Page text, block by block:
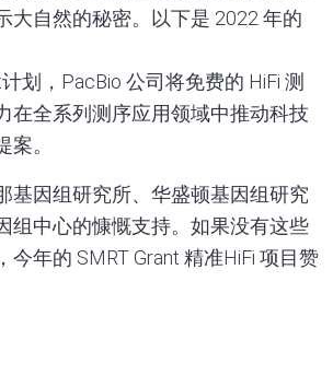
大自然的秘密。以下是 2022 年的
划，PacBio 公司将免费的 HiFi 测
在全系列测序应用领域中推动科技
。
基因组研究所、华盛顿基因组研究
组中心的慷慨支持。如果没有这些
今年的 SMRT Grant 精准HiFi 项目赞